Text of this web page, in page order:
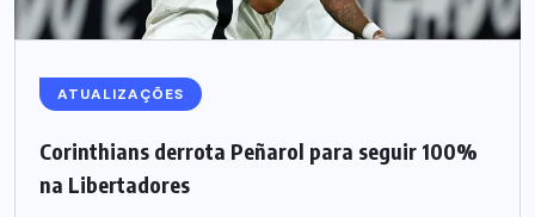
ATUALIZAÇÕES
Corinthians derrota Peñarol para seguir 100%
na Libertadores